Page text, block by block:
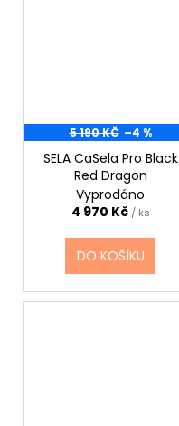
5 190 KČ –4 %
SELA CaSela Pro Black
Red Dragon
Vyprodáno
4 970 Kč / ks
DO KOŠÍKU